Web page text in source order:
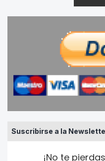
Suscribirse a la
¡No te